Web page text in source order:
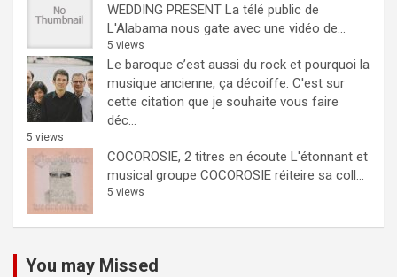
WEDDING PRESENT La télé public de
L'Alabama nous gate avec une vidéo de...
5 views
Le baroque c’est aussi du rock et pourquoi la
musique ancienne, ça décoiffe. C'est sur
cette citation que je souhaite vous faire
déc...
5 views
COCOROSIE, 2 titres en écoute L'étonnant et
musical groupe COCOROSIE réiteire sa coll...
5 views
You may Missed